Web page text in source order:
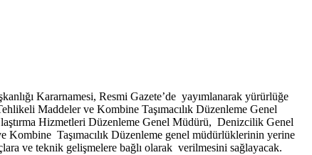
Kararnamesi, Resmi Gazete’de yayımlanarak yürürlüğe
Maddeler ve Kombine Taşımacılık Düzenleme Genel
Hizmetleri Düzenleme Genel Müdürü, Denizcilik Genel
Taşımacılık Düzenleme genel müdürlüklerinin yerine
ve teknik gelişmelere bağlı olarak verilmesini sağlayacak.